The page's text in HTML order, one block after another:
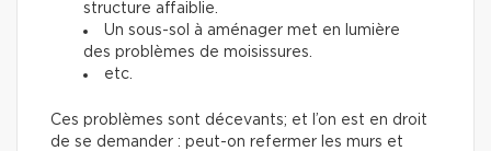
structure affaiblie.
Un sous-sol à aménager met en lumière
des problèmes de moisissures.
etc.
Ces problèmes sont décevants; et l’on est en droit
de se demander : peut-on refermer les murs et